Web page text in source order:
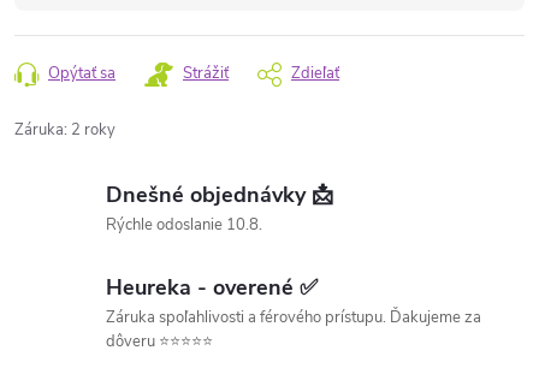
Opýtať sa Strážiť Zdieľať
Záruka: 2 roky
Dnešné objednávky 📩
Rýchle odoslanie 10.8.
Heureka - overené ✅
Záruka spoľahlivosti a férového prístupu. Ďakujeme za
dôveru ⭐⭐⭐⭐⭐